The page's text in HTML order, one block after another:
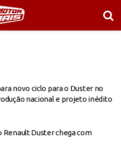
novo ciclo para o Duster no
nacional e projeto inédito
Renault Duster chega com